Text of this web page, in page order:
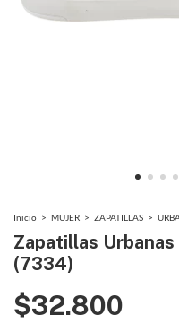
Inicio > MUJER > ZAPATILLAS >
Zapatillas
(7334)
$32.800